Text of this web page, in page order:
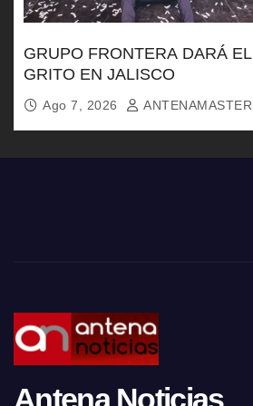
GRUPO FRONTERA DARÁ EL
GRITO EN JALISCO
Ago 7, 2026 ANTENAMASTER
Antena Noticias